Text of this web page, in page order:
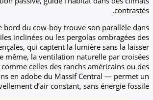
Le chapeau à large bord du cow-boy trouve
les toits en tuiles inclinées ou les
maisons provençales, qui captent la
envahir. De même, la ventilation
orientées — comme celles des ranchs
maisons en adobe du Massif
renouvellement d’air constant,